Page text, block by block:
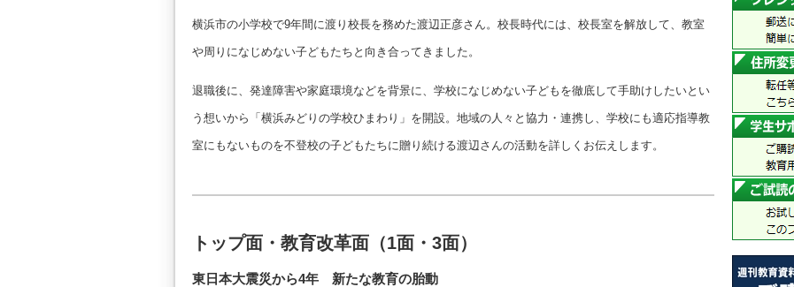
横浜市の小学校で9年間に渡り校長を務めた渡辺正彦さん。校長時代には、校長室を解放して、教室
や周りになじめない子どもたちと向き合ってきました。
退職後に、発達障害や家庭環境などを背景に、学校になじめない子どもを徹底して手助けしたいとい
う想いから「横浜みどりの学校ひまわり」を開設。地域の人々と協力・連携し、学校にも適応指導教
室にもないものを不登校の子どもたちに贈り続ける渡辺さんの活動を詳しくお伝えします。
トップ面・教育改革面（1面・3面）
東日本大震災から4年 新たな教育の胎動